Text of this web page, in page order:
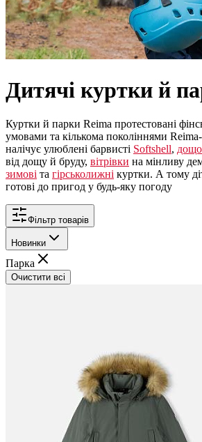
Дитячі куртки й
Куртки й парки Reima протестовані
умовами та кількома поколіннями Reima-
налічує улюблені барвисті Softshell,
від дощу й бруду, вітрівки на мінливу
зимові та гірськолижні куртки. А тому
готові до пригод у будь-яку погоду
Фільтр товарів
Новинки
Парка
Очистити всі